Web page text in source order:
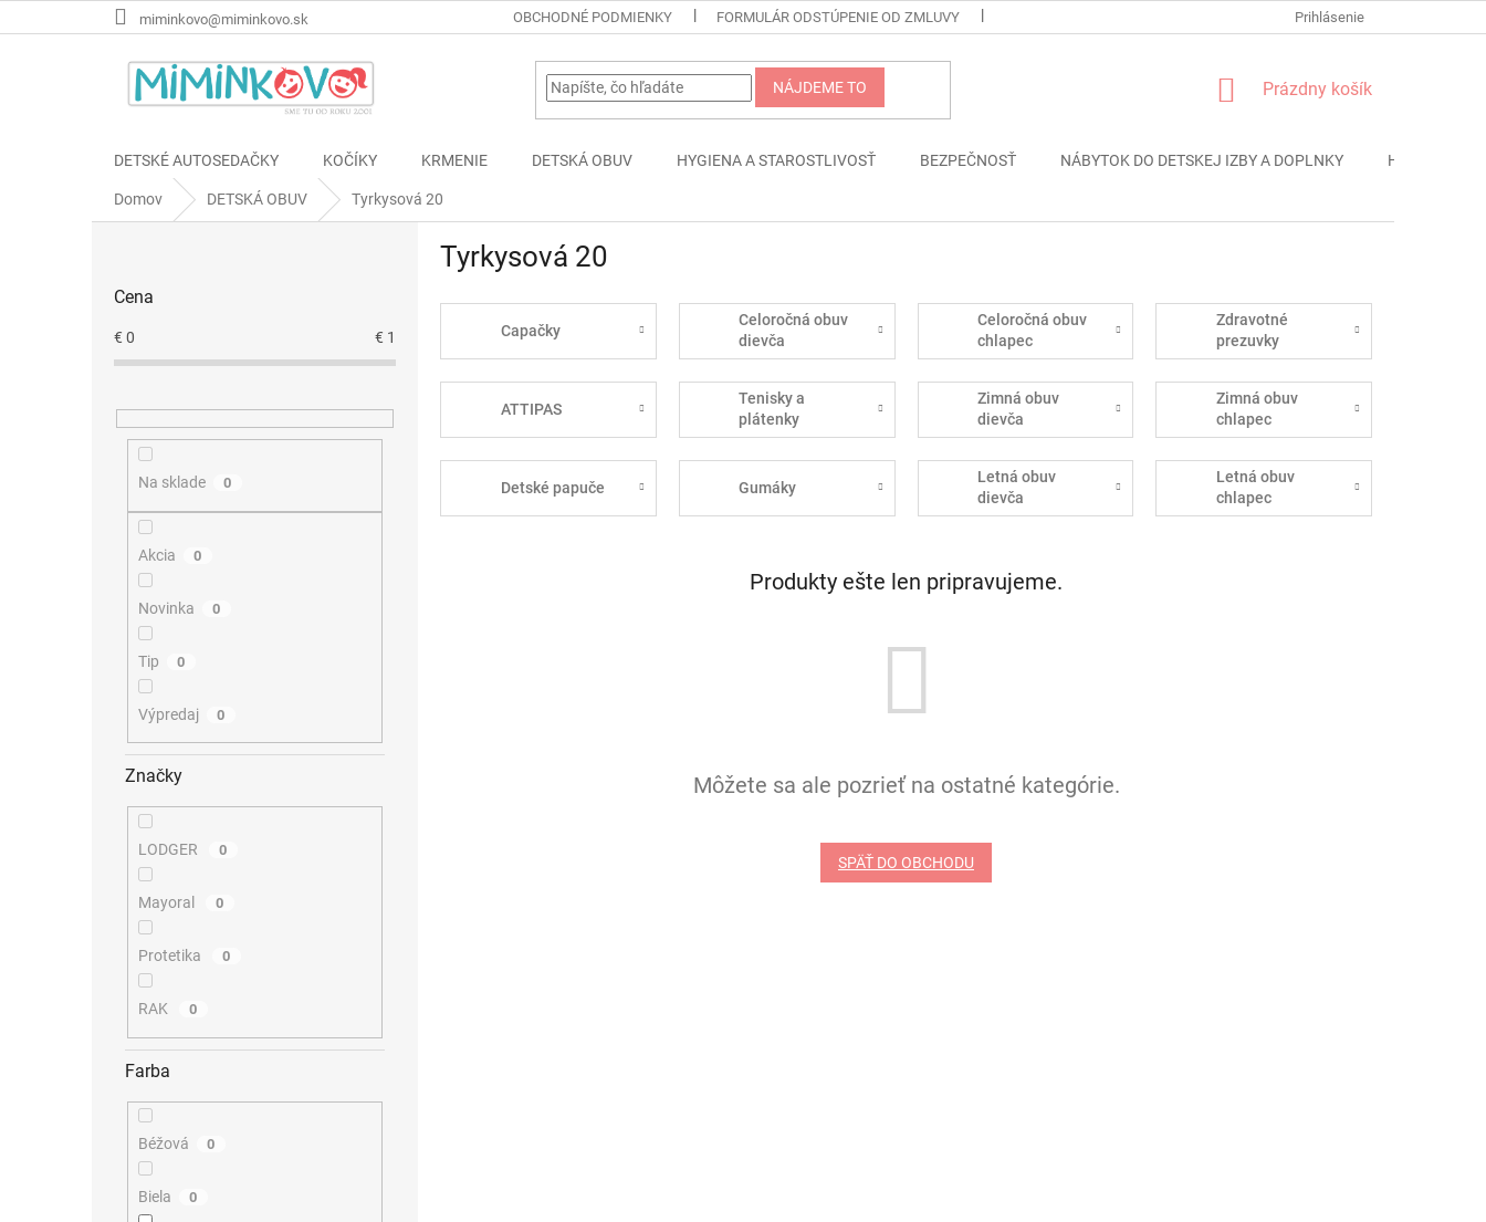
na
miminkovo@miminkovo.sk OBCHODNÉ PODMIENKY FORMULÁR ODSTÚPENIE OD ZMLUVY PODMIENKY OCHRANY OSOBNÝCH
Prihlásenie
NÁJDEME TO
NÁKUPNÝ
Prázdny košík
DETSKÉ AUTOSEDAČKY KOČÍKY KRMENIE DETSKÁ OBUV HYGIENA A STAROSTLIVOSŤ BEZPEČNOSŤ NÁBYTOK DO DETSKEJ IZBY A DOPLNKY HRAČKY
Domov DETSKÁ OBUV Tyrkysová 20
Cena
€ 0 € 1
Na sklade 0
Akcia 0
Novinka 0
Tip 0
Výpredaj 0
Značky
LODGER 0
Mayoral 0
Protetika 0
RAK 0
Farba
Béžová 0
Biela 0
Tyrkysová 20
Capačky
Celoročná obuv
dievča
Celoročná obuv
chlapec
Zdravotné
prezuvky
ATTIPAS
Tenisky a
plátenky
Zimná obuv
dievča
Zimná obuv
chlapec
Detské papuče Gumáky
Letná obuv
dievča
Letná obuv
chlapec
Produkty ešte len pripravujeme.
Môžete sa ale pozrieť na ostatné kategórie.
SPÄŤ DO OBCHODU